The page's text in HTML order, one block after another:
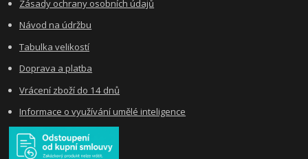
Zásady ochrany osobních údajů
Návod na údržbu
Tabulka velikostí
Doprava a platba
Vrácení zboží do 14 dnů
Informace o využívání umělé inteligence